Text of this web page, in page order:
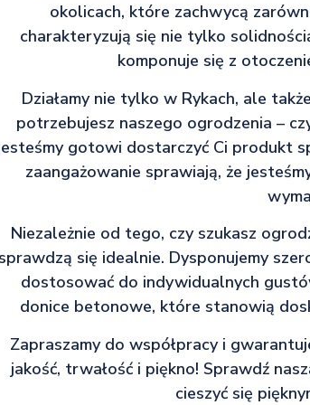
okolicach, które zachwycą
charakteryzują się nie tylko
komponuje się z
Działamy nie tylko w Rykach, ale
potrzebujesz naszego ogrodzenia –
gotowi dostarczyć Ci produkt
zaangażowanie sprawiają, że
Niezależnie od tego, czy szukasz
sprawdzą się idealnie. Dysponujemy
dostosować do indywidualnych
donice betonowe, które stanowią
Zapraszamy do współpracy i
jakość, trwałość i piękno! Sprawdź
cieszyć się